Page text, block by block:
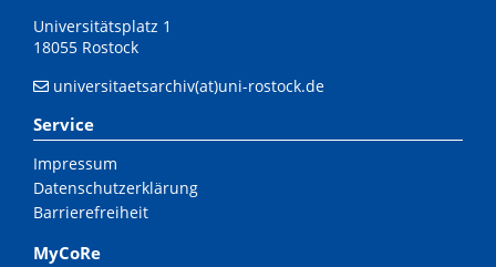
Universitätsplatz 1
18055 Rostock
universitaetsarchiv(at)uni-rostock.de
Service
Impressum
Datenschutzerklärung
Barrierefreiheit
MyCoRe